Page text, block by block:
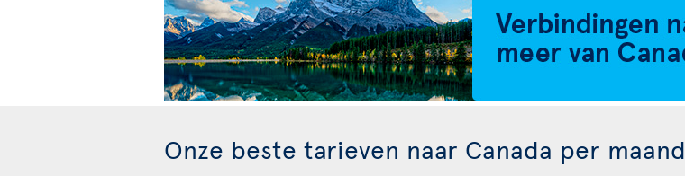
Onze beste tarieven naar Canada per maand